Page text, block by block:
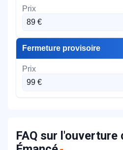
89 €
Fermeture provisoire
99 €
FAQ sur l'ouverture